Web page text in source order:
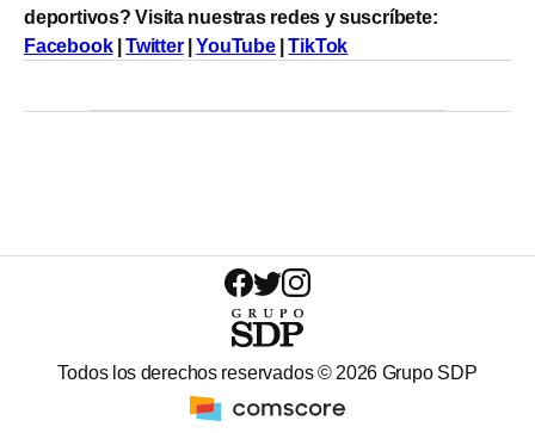
deportivos? Visita nuestras redes y suscríbete:
Facebook|Twitter|YouTube|TikTok
Todos los derechos reservados ©2026 Grupo SDP